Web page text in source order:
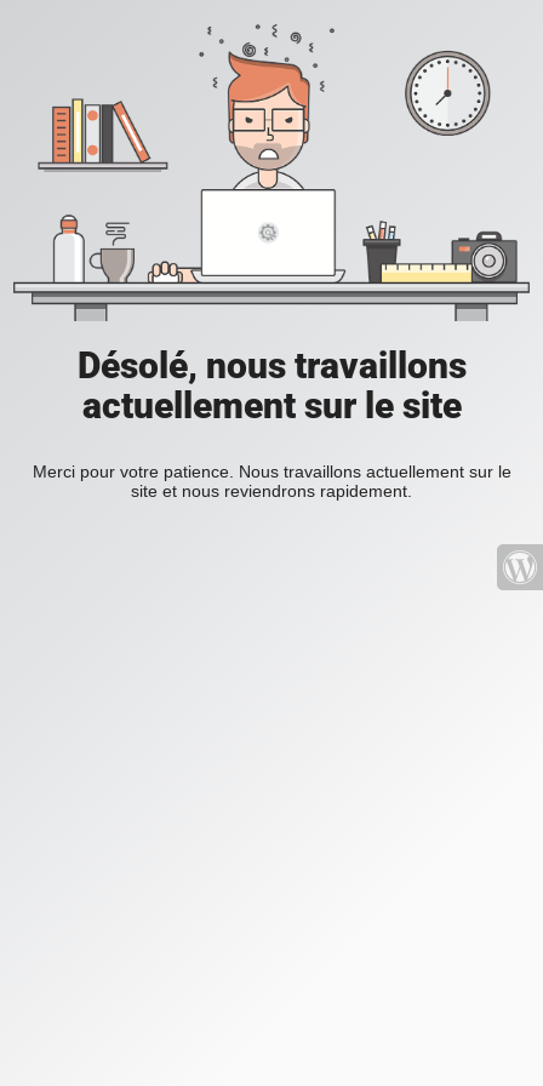
Désolé, nous travaillons
actuellement sur le site
Merci pour votre patience. Nous travaillons actuellement sur le
site et nous reviendrons rapidement.